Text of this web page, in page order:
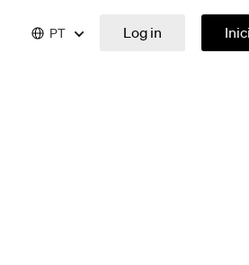
PT Log in